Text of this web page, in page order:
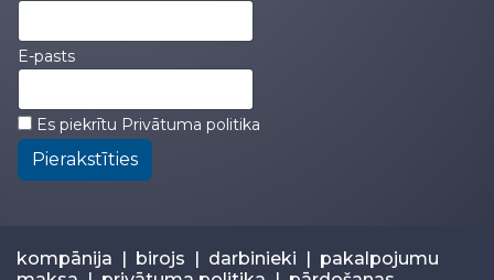
E-pasts
Es piekrītu Privātuma politika
Pierakstīties
kompānija | birojs | darbinieki | pakalpojumu